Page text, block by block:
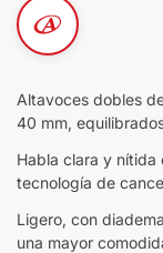
Altavoces dobles
40 mm,
Habla clara y nítida
tecnología de
Ligero, con
una mayor